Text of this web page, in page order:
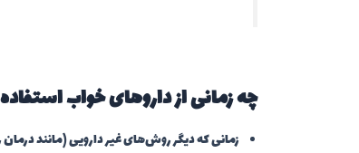
چه زمانی از داروهای خواب
زمانی که دیگر روش‌های غیر دارویی (مانند درمان